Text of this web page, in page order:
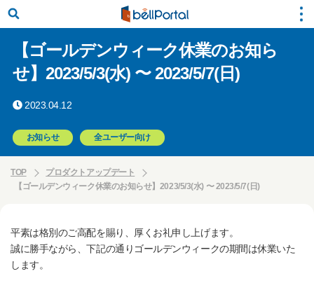
【ゴールデンウィーク休業のお知ら
せ】2023/5/3(水) 〜 2023/5/7(日)
2023.04.12
お知らせ 全ユーザー向け
TOP
プロダクトアップデート
【ゴールデンウィーク休業のお知らせ】2023/5/3(水) 〜 2023/5/7(日)
平素は格別のご高配を賜り、厚くお礼申し上げます。
誠に勝手ながら、下記の通りゴールデンウィークの期間は休業いた
します。